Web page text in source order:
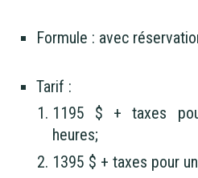
Formule : avec
Tarif :
1195 $ + taxes
heures;
1395 $ + taxes pour